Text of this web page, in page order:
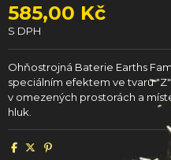
585,00 Kč
S DPH
Ohňostrojná Baterie Earths
speciálním efektem ve tvaru
v omezených prostorách a
hluk.